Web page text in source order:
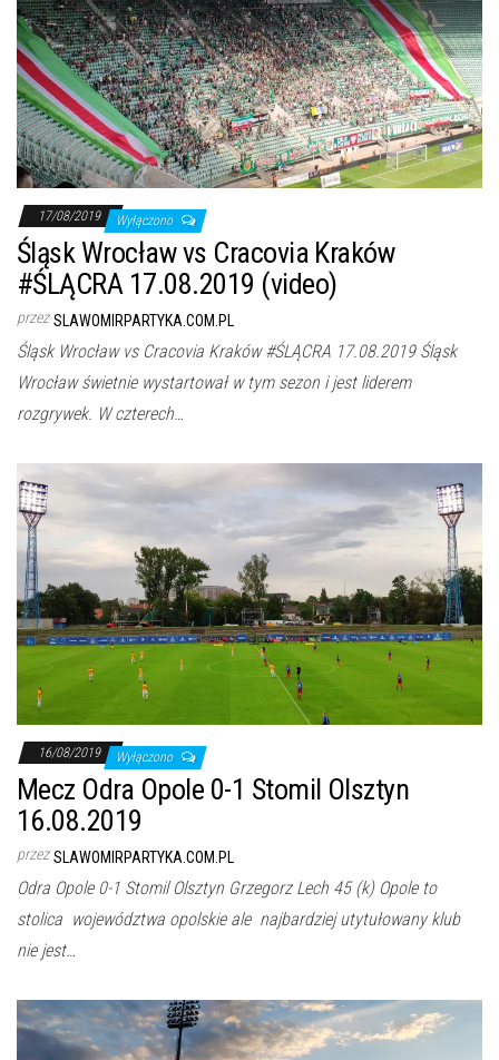
17/08/2019 Wyłączono
Śląsk Wrocław vs Cracovia Kraków
#ŚLĄCRA 17.08.2019 (video)
przez SLAWOMIRPARTYKA.COM.PL
Śląsk Wrocław vs Cracovia Kraków #ŚLĄCRA 17.08.2019 Śląsk
Wrocław świetnie wystartował w tym sezon i jest liderem
rozgrywek. W czterech…
16/08/2019 Wyłączono
Mecz Odra Opole 0-1 Stomil Olsztyn
16.08.2019
przez SLAWOMIRPARTYKA.COM.PL
Odra Opole 0-1 Stomil Olsztyn Grzegorz Lech 45 (k) Opole to
stolica województwa opolskie ale najbardziej utytułowany klub
nie jest…